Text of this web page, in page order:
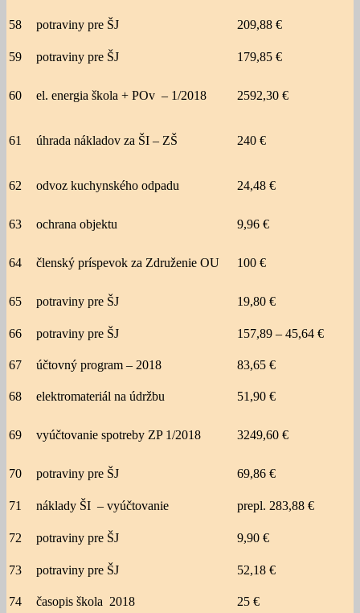
58 potraviny pre ŠJ 209,88 €
59 potraviny pre ŠJ 179,85 €
60 el. energia škola + POv – 1/2018 2592,30 €
61 úhrada nákladov za ŠI – ZŠ 240 €
62 odvoz kuchynského odpadu 24,48 €
63 ochrana objektu 9,96 €
64 členský príspevok za Združenie OU 100 €
65 potraviny pre ŠJ 19,80 €
66 potraviny pre ŠJ 157,89 – 45,64 €
67 účtovný program – 2018 83,65 €
68 elektromateriál na údržbu 51,90 €
69 vyúčtovanie spotreby ZP 1/2018 3249,60 €
70 potraviny pre ŠJ 69,86 €
71 náklady ŠI – vyúčtovanie prepl. 283,88 €
72 potraviny pre ŠJ 9,90 €
73 potraviny pre ŠJ 52,18 €
74 časopis škola 2018 25 €